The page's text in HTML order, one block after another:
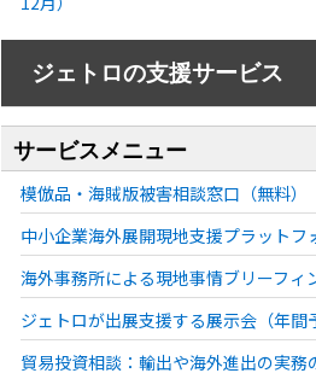
ジェトロの支援サービス
サービスメニュー
模倣品・海賊版被害相談窓口（無料）
中小企業海外展開現地支援プラットフ
海外事務所による現地事情ブリーフィ
ジェトロが出展支援する展示会（年間
貿易投資相談：輸出や海外進出の実務